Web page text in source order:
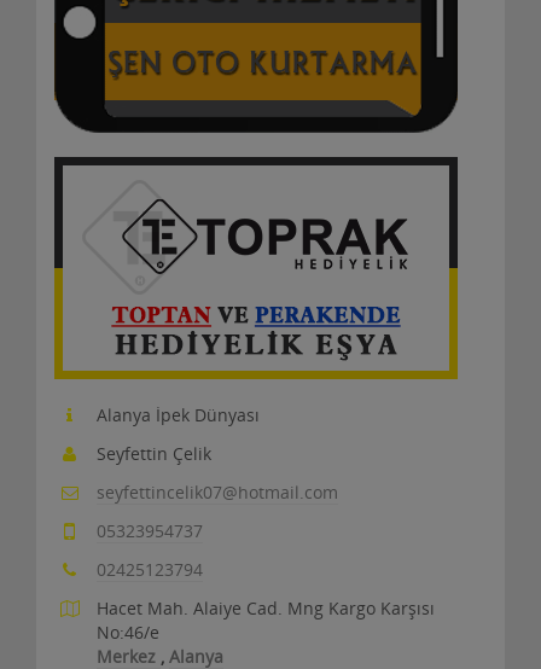
Alanya İpek Dünyası
Seyfettin Çelik
seyfettincelik07@hotmail.com
05323954737
02425123794
Hacet Mah. Alaiye Cad. Mng Kargo Karşısı
No:46/e
Merkez , Alanya